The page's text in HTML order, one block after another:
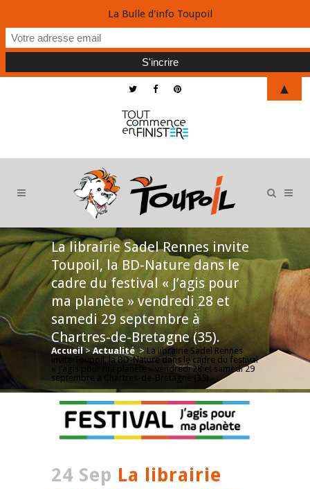
La librairie Sadel Rennes invite
Toupoil, la BD-Nature dans le
cadre du festival « J’agis pour
ma planète » vendredi 28 et
samedi 29 septembre à
Chartres-de-Bretagne (35).
Accueil>Actualité > La librairie Sadel Rennes
invite Toupoil, la BD-Nature dans le cadre du festival
« J’agis pour ma planète » vendredi 28 et samedi 29
septembre à Chartres-de-Bretagne (35).
24 Sep La librairie
La Bulle d'info Toupoil
▲